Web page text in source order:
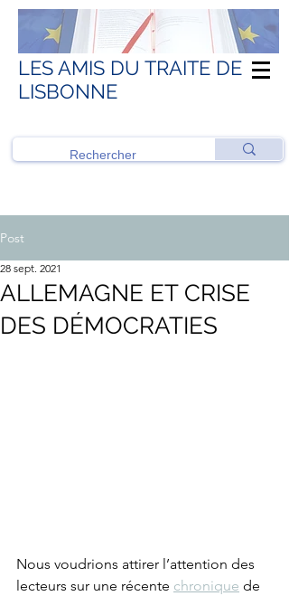
LES AMIS DU TRAITE DE
LISBONNE
Post
ALLEMAGNE ET CRISE
DES DÉMOCRATIES
28 sept. 2021
Nous voudrions attirer l’attention des
lecteurs sur une récente chronique de